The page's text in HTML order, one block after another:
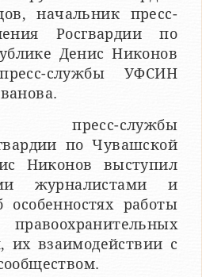
начальник пресс-
Росгвардии по
Денис Никонов
службы УФСИН
пресс-службы
по Чувашской
Никонов выступил
журналистами и
особенностях работы
их взаимодействии с